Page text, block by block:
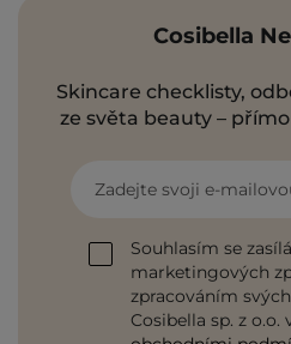
Cosibella
Skincare checklisty,
ze světa beauty –
Zadejte svoji e-
Souhlasím se
marketingových
zpracováním
Cosibella sp. z o.o.